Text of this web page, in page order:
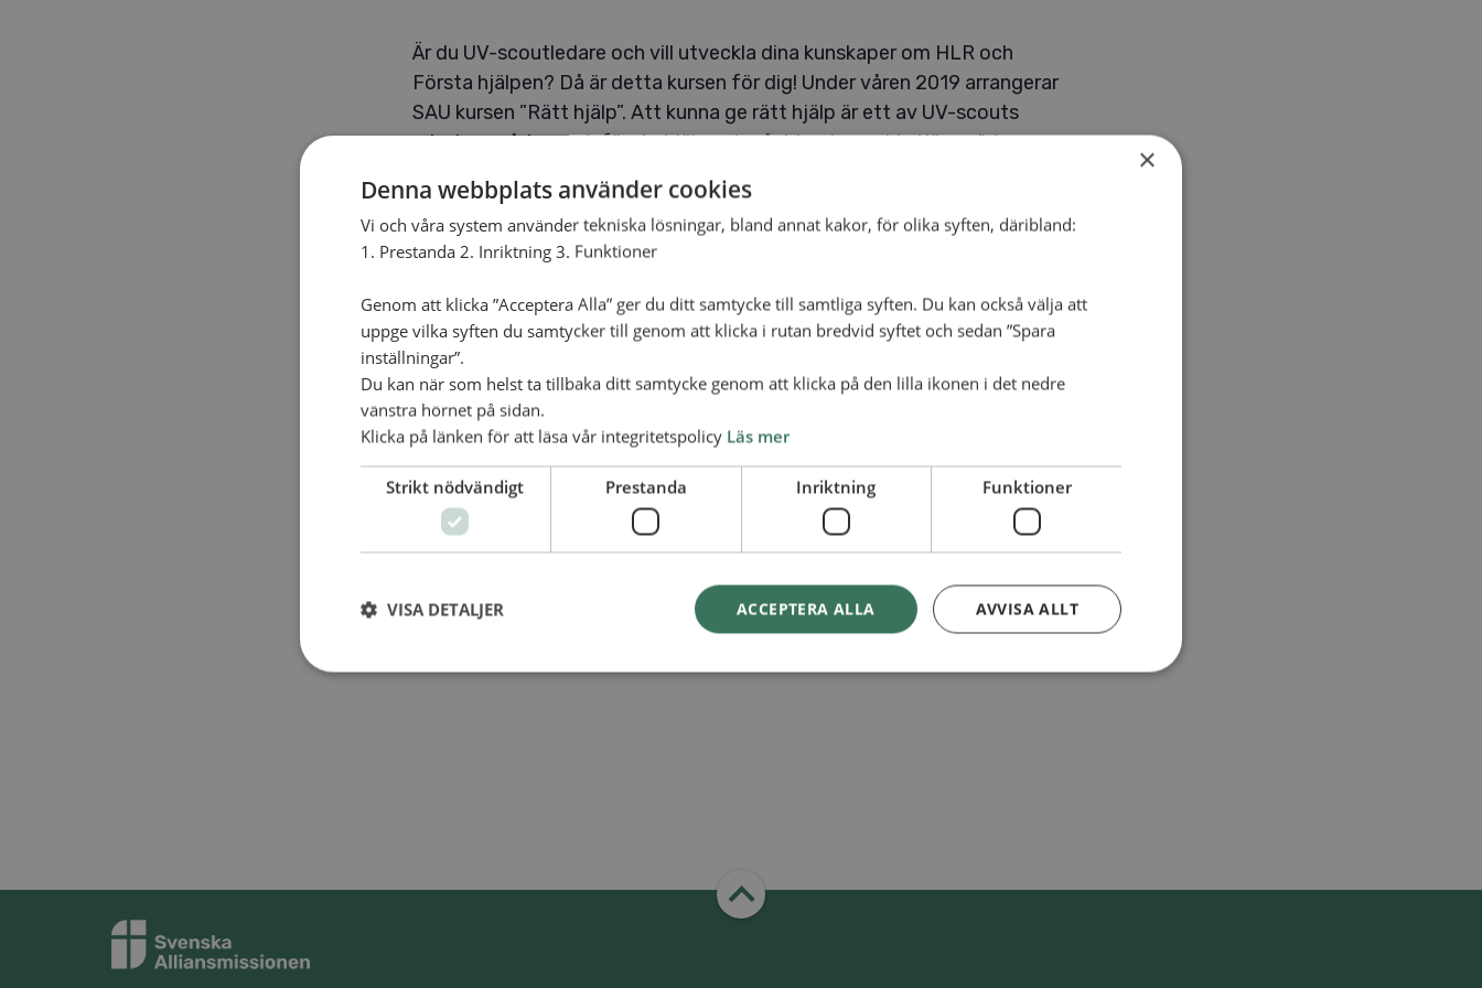
Är du UV-scoutledare och vill utveckla dina kunskaper om HLR och
Första hjälpen? Då är detta kursen för dig! Under våren 2019 arrangerar
SAU kursen ”Rätt hjälp”. Att kunna ge rätt hjälp är ett av UV-scouts
arbetsområden, och första hjälpen ingår bland annat i stjärnmärkena
Läs mer om kursen här
Lägg till i kalender
Adress:
+ Google Map
×
Denna webbplats använder cookies
Vi och våra system använder tekniska lösningar, bland annat kakor, för olika syften, däribland:
1. Prestanda 2. Inriktning 3. Funktioner
Genom att klicka ”Acceptera Alla” ger du ditt samtycke till samtliga syften. Du kan också välja att
uppge vilka syften du samtycker till genom att klicka i rutan bredvid syftet och sedan ”Spara
inställningar”.
Du kan när som helst ta tillbaka ditt samtycke genom att klicka på den lilla ikonen i det nedre
vänstra hörnet på sidan.
Klicka på länken för att läsa vår integritetspolicy Läs mer
Strikt nödvändigt Prestanda Inriktning Funktioner
ACCEPTERA ALLA AVVISA ALLT
VISA DETALJER